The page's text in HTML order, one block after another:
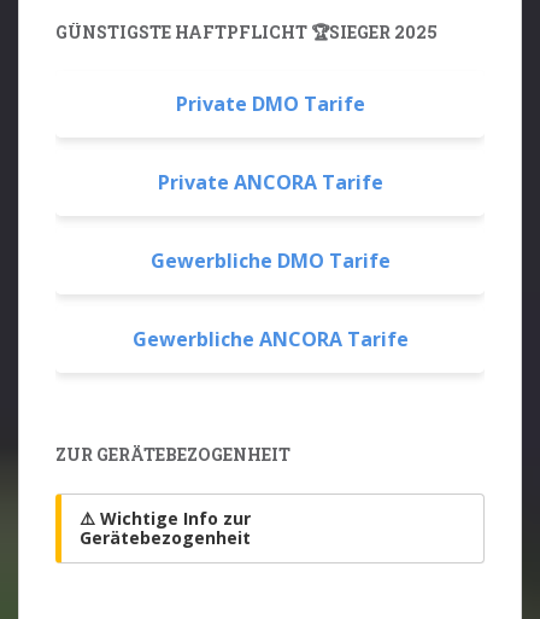
GÜNSTIGSTE HAFTPFLICHT 🏆SIEGER 2025
Private DMO Tarife
Private ANCORA Tarife
Gewerbliche DMO Tarife
Gewerbliche ANCORA Tarife
ZUR GERÄTEBEZOGENHEIT
⚠️ Wichtige Info zur
Gerätebezogenheit